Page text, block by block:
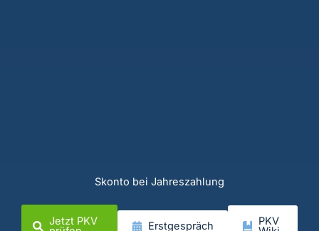
Skonto bei Jahreszahlung
Jetzt PKV Erstgespräch PKV